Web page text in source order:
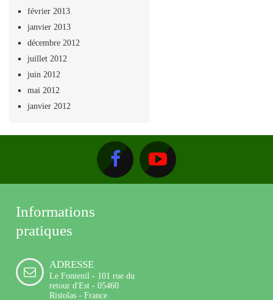
février 2013
janvier 2013
décembre 2012
juillet 2012
juin 2012
mai 2012
janvier 2012
Informations
pratiques
ADRESSE
Le Fontenil - 101 rue du
retour d'Est - 05460
Ristolas - France